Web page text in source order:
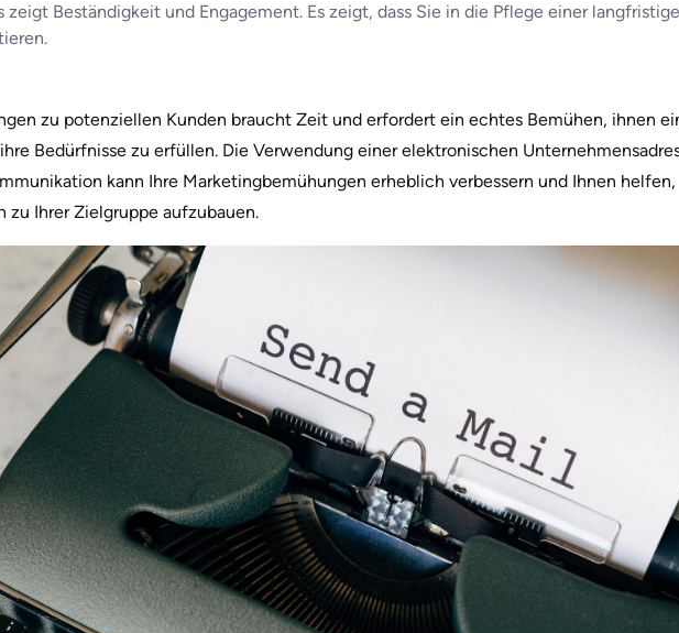
zeigt Beständigkeit und Engagement. Es zeigt, dass Sie in die Pflege einer
zu potenziellen Kunden braucht Zeit und erfordert ein echtes Bemühen, ihnen
Bedürfnisse zu erfüllen.͏ Die Verwendung einer elektronischen
kann Ihre Marketingbemühungen erheblich verbessern und Ihnen helfen,
zu Ihrer Zielgruppe aufzubauen.͏